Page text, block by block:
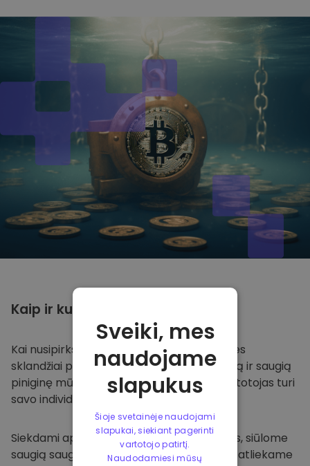
Kaip ir kur
Kai nusipirksite Kriptomat platformoje
, mes
sklandžiai pervesime valiutą į jūsų specialią ir saugią
piniginę mūsų platformoje. Kiekvienas vartotojas turi
savo individualią piniginę.
Siekdami apsaugoti savo klientus ir jų lėšas, siūlome
saugią saugyklą neprisijungus ir reguliariai atliekame
Sveiki, mes
naudojame
slapukus
Šioje svetainėje naudojami
slapukai, siekiant pagerinti
vartotojo patirtį.
Naudodamiesi mūsų